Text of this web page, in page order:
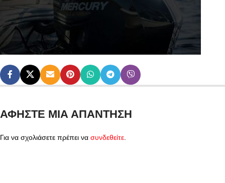
ΑΦΉΣΤΕ ΜΙΑ ΑΠΆΝΤΗΣΗ
Για να σχολιάσετε πρέπει να συνδεθείτε